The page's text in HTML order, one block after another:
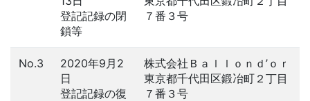
登記記録の閉
鎖等
７番３号
No.3
2020年9月2
日
登記記録の復
株式会社Ｂａｌｌｏｎｄ’ｏｒ
東京都千代田区鍛冶町２丁目
７番３号